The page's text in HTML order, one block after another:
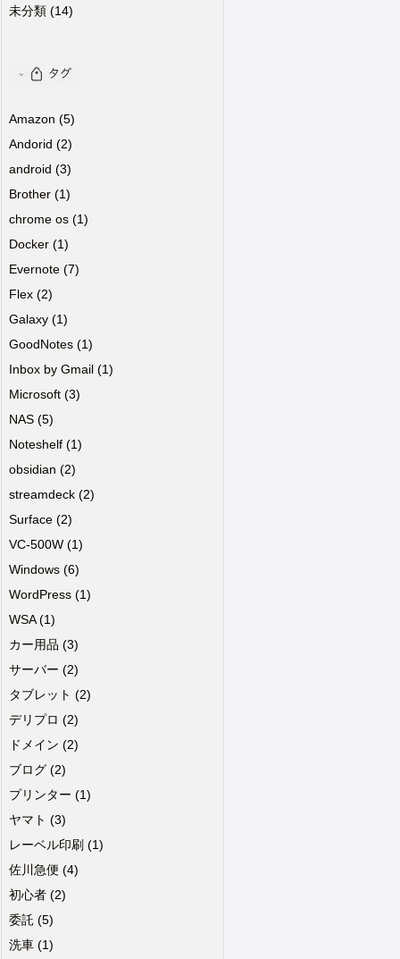
未分類 (14)
Amazon (5)
Andorid (2)
android (3)
Brother (1)
chrome os (1)
Docker (1)
Evernote (7)
Flex (2)
Galaxy (1)
GoodNotes (1)
Inbox by Gmail (1)
Microsoft (3)
NAS (5)
Noteshelf (1)
obsidian (2)
streamdeck (2)
Surface (2)
VC-500W (1)
Windows (6)
WordPress (1)
WSA(1)
カー用品 (3)
サーバー (2)
タブレット (2)
デリプロ (2)
ドメイン (2)
ブログ (2)
プリンター (1)
ヤマト (3)
レーベル印刷 (1)
佐川急便 (4)
初心者 (2)
委託 (5)
洗車 (1)